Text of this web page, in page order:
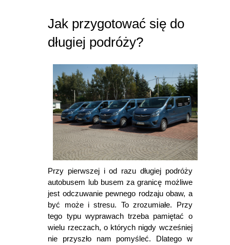
Jak przygotować się do
długiej podróży?
Przy pierwszej i od razu długiej podróży
autobusem lub busem za granicę możliwe
jest odczuwanie pewnego rodzaju obaw, a
być może i stresu. To zrozumiałe. Przy
tego typu wyprawach trzeba pamiętać o
wielu rzeczach, o których nigdy wcześniej
nie przyszło nam pomyśleć. Dlatego w